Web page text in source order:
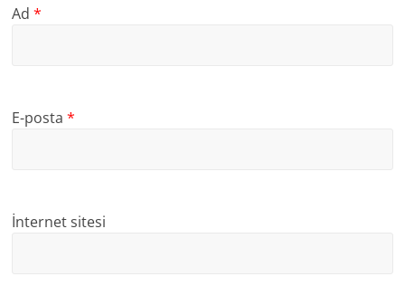
Ad*
E-posta*
İnternet sitesi